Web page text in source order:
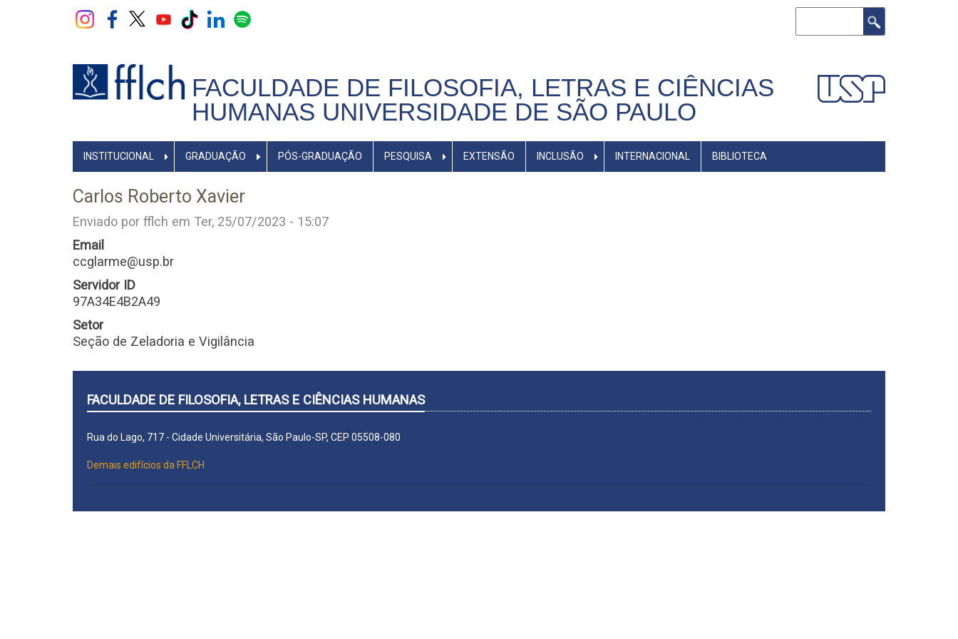
FACULDADE DE FILOSOFIA, LETRAS E CIÊNCIAS
HUMANAS UNIVERSIDADE DE SÃO PAULO
NAVEGADOR
PRINCIPAL
INSTITUCIONAL GRADUAÇÃO PÓS-GRADUAÇÃO PESQUISA EXTENSÃO INCLUSÃO INTERNACIONAL BIBLIOTECA
Carlos Roberto Xavier
Enviado por fflch em Ter, 25/07/2023 - 15:07
Email
ccglarme@usp.br
Servidor ID
97A34E4B2A49
Setor
Seção de Zeladoria e Vigilância
FACULDADE DE FILOSOFIA, LETRAS E CIÊNCIAS HUMANAS
Rua do Lago, 717 - Cidade Universitária, São Paulo-SP, CEP 05508-080
Demais edifícios da FFLCH